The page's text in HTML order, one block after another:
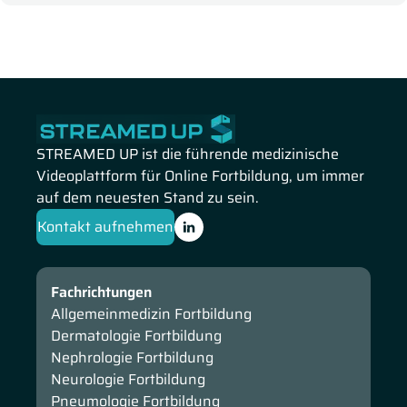
STREAMED UP ist die führende medizinische
Videoplattform für Online Fortbildung, um immer
auf dem neuesten Stand zu sein.
Kontakt aufnehmen
Fachrichtungen
Allgemeinmedizin Fortbildung
Dermatologie Fortbildung
Nephrologie Fortbildung
Neurologie Fortbildung
Pneumologie Fortbildung